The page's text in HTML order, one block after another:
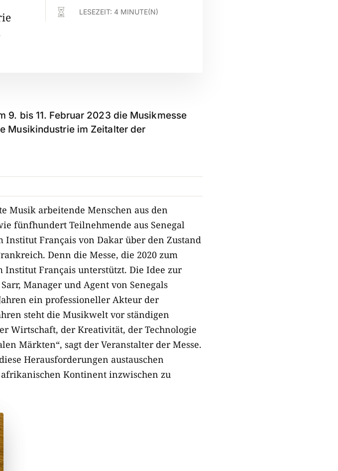
 LESEZEIT: 4 MINUTE(N)
9. bis 11. Februar 2023 die Musikmesse
Musikindustrie im Zeitalter der
Musik arbeitende Menschen aus den
fünfhundert Teilnehmende aus Senegal
Français von Dakar über den Zustand
Denn die Messe, die 2020 zum
Français unterstützt. Die Idee zur
Manager und Agent von Senegals
ein professioneller Akteur der
steht die Musikwelt vor ständigen
Wirtschaft, der Kreativität, der Technologie
Märkten“, sagt der Veranstalter der Messe.
Herausforderungen austauschen
Kontinent inzwischen zu